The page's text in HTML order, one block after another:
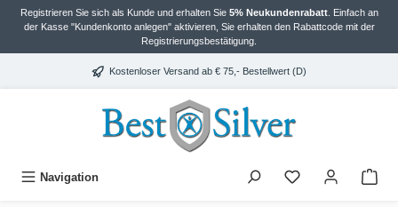
springen
Registrieren Sie sich als Kunde und erhalten Sie 5% Neukundenrabatt. Einfach an
der Kasse "Kundenkonto anlegen" aktivieren, Sie erhalten den Rabattcode mit der
Registrierungsbestätigung.
Kostenloser Versand ab € 75,- Bestellwert (D)
Navigation